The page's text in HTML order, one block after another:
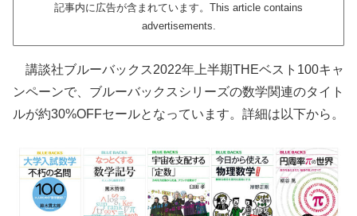
記事内に広告が含まれています。This article contains
advertisements.
講談社ブルーバックス2022年上半期THEベスト100キャ
ンペーンで、ブルーバックスシリーズの数学関連のタイト
ルが約30%OFFセールとなっています。詳細は以下から。